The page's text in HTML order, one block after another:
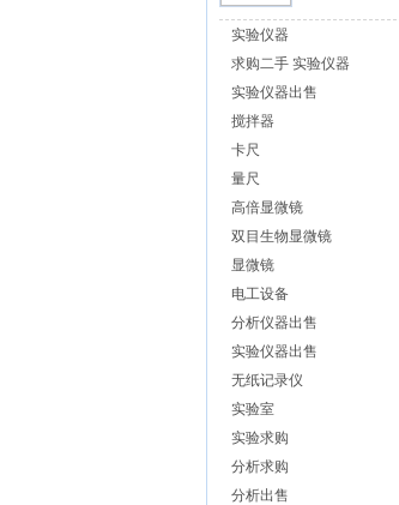
实验仪器
求购二手 实验仪器
实验仪器出售
搅拌器
卡尺
量尺
高倍显微镜
双目生物显微镜
显微镜
电工设备
分析仪器出售
实验仪器出售
无纸记录仪
实验室
实验求购
分析求购
分析出售